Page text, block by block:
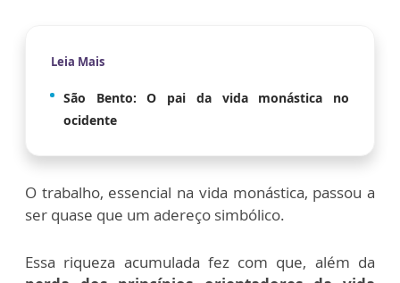
Leia Mais
São Bento: O pai da vida monástica no
ocidente
O trabalho, essencial na vida monástica, passou a
ser quase que um adereço simbólico.
Essa riqueza acumulada fez com que, além da